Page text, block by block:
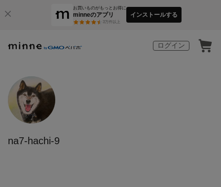
お買いものがもっとお得に
minneのアプリ
3万件以上
インストールする
ログイン
na7-hachi-9